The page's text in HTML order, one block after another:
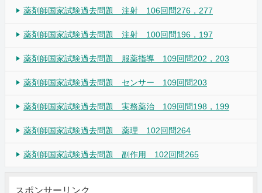
薬剤師国家試験過去問題 注射 106回問276，277
薬剤師国家試験過去問題 注射 100回問196，197
薬剤師国家試験過去問題 服薬指導 109回問202，203
薬剤師国家試験過去問題 センサー 109回問203
薬剤師国家試験過去問題 実務薬治 109回問198，199
薬剤師国家試験過去問題 薬理 102回問264
薬剤師国家試験過去問題 副作用 102回問265
スポンサーリンク